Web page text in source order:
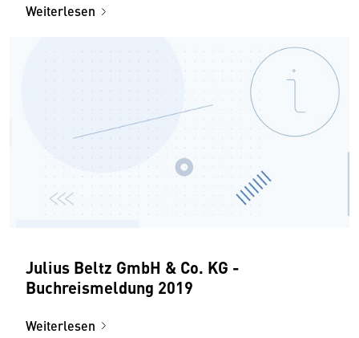
Weiterlesen
Julius Beltz GmbH & Co. KG -
Buchreismeldung 2019
Weiterlesen